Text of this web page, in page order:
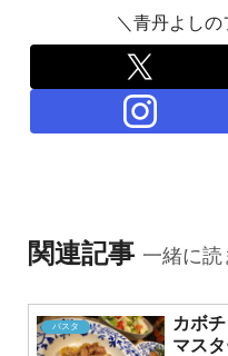
＼青丹よし
関連記事 一緒に
パスタ
カボ
マス